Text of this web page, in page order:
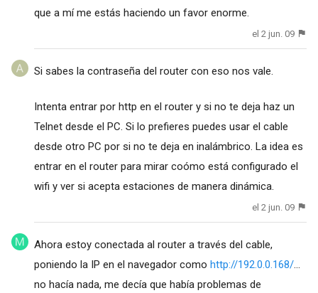
que a mí me estás haciendo un favor enorme.
el 2 jun. 09
Si sabes la contraseña del router con eso nos vale.
Intenta entrar por http en el router y si no te deja haz un
Telnet desde el PC. Si lo prefieres puedes usar el cable
desde otro PC por si no te deja en inalámbrico. La idea es
entrar en el router para mirar coómo está configurado el
wifi y ver si acepta estaciones de manera dinámica.
el 2 jun. 09
Ahora estoy conectada al router a través del cable,
poniendo la IP en el navegador como http://192.0.0.168/...
no hacía nada, me decía que había problemas de